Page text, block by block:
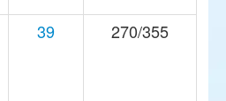
39 270/355